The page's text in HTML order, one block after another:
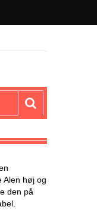
Alen høj og
den på